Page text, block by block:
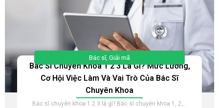
Bác sĩ, Giải mã
Bác Sĩ Chuyên Khoa 1 2 3 Là Gì? Mức Lương,
Cơ Hội Việc Làm Và Vai Trò Của Bác Sĩ
Chuyên Khoa
Bác sĩ chuyên khoa 1 2 3 là gì? Bác sĩ chuyên khoa 1, 2,...